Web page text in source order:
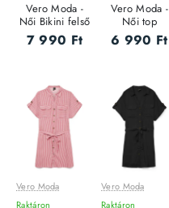
Vero Moda -
Női Bikini felső
7 990 Ft
Vero Moda -
Női top
6 990 Ft
Vero Moda
Raktáron
Vero Moda
Raktáron